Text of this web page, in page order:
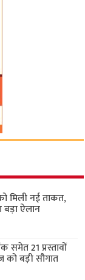
मिली नई ताकत,
बड़ा ऐलान
समेत 21 प्रस्तावों
बड़ी सौगात